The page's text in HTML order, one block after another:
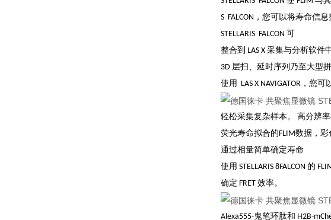
S FALCON，您可以将寿命信
STELLARIS FALCON 可
整合到 LAS X 采集与分析软件
3D 层扫、延时序列乃至大型
使用 LAS X NAVIGATOR，您
轻松采集复杂样本。 高分辨
荧光寿命拟合的FLIM数据，
通过相量简单确定寿命
使用 STELLARIS 8FALCON
确定 FRET 效率。
Alexa555-鬼笔环肽和 H2B-